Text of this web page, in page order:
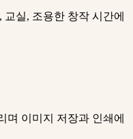
실, 조용한 창작 시간에
며 이미지 저장과 인쇄에